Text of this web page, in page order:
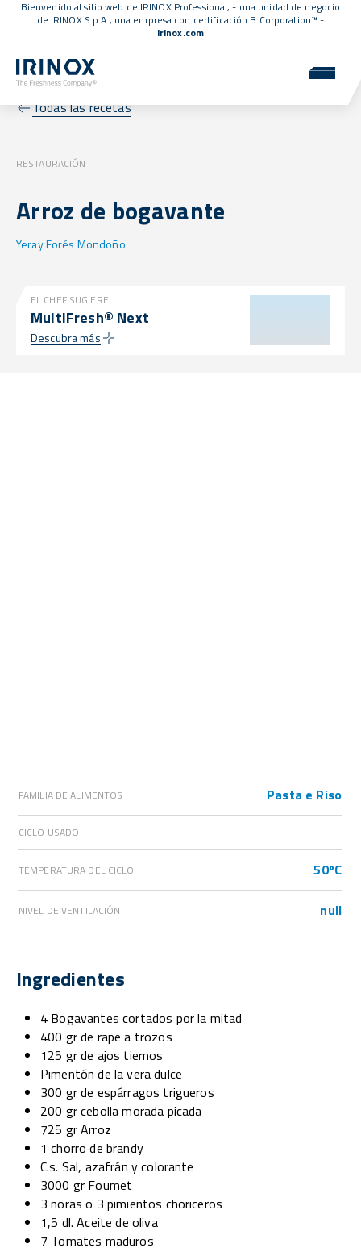
Bienvenido al sitio web de IRINOX Professional, - una unidad de negocio
de IRINOX S.p.A., una empresa con certificación B Corporation™ -
irinox.com
Todas las recetas
RESTAURACIÓN
Arroz de bogavante
Yeray Forés Mondoño
EL CHEF SUGIERE
MultiFresh® Next
Descubra más
FAMILIA DE ALIMENTOS Pasta e Riso
CICLO USADO
TEMPERATURA DEL CICLO 50ºC
NIVEL DE VENTILACIÓN null
Ingredientes
4 Bogavantes cortados por la mitad
400 gr de rape a trozos
125 gr de ajos tiernos
Pimentón de la vera dulce
300 gr de espárragos trigueros
200 gr cebolla morada picada
725 gr Arroz
1 chorro de brandy
C.s. Sal, azafrán y colorante
3000 gr Foumet
3 ñoras o 3 pimientos choriceros
1,5 dl. Aceite de oliva
7 Tomates maduros